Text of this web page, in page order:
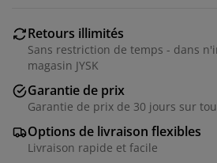
Retours illimités
Sans restriction de temps - dans
magasin JYSK
Garantie de prix
Garantie de prix de 30 jours sur
Options de livraison flexibles
Livraison rapide et facile